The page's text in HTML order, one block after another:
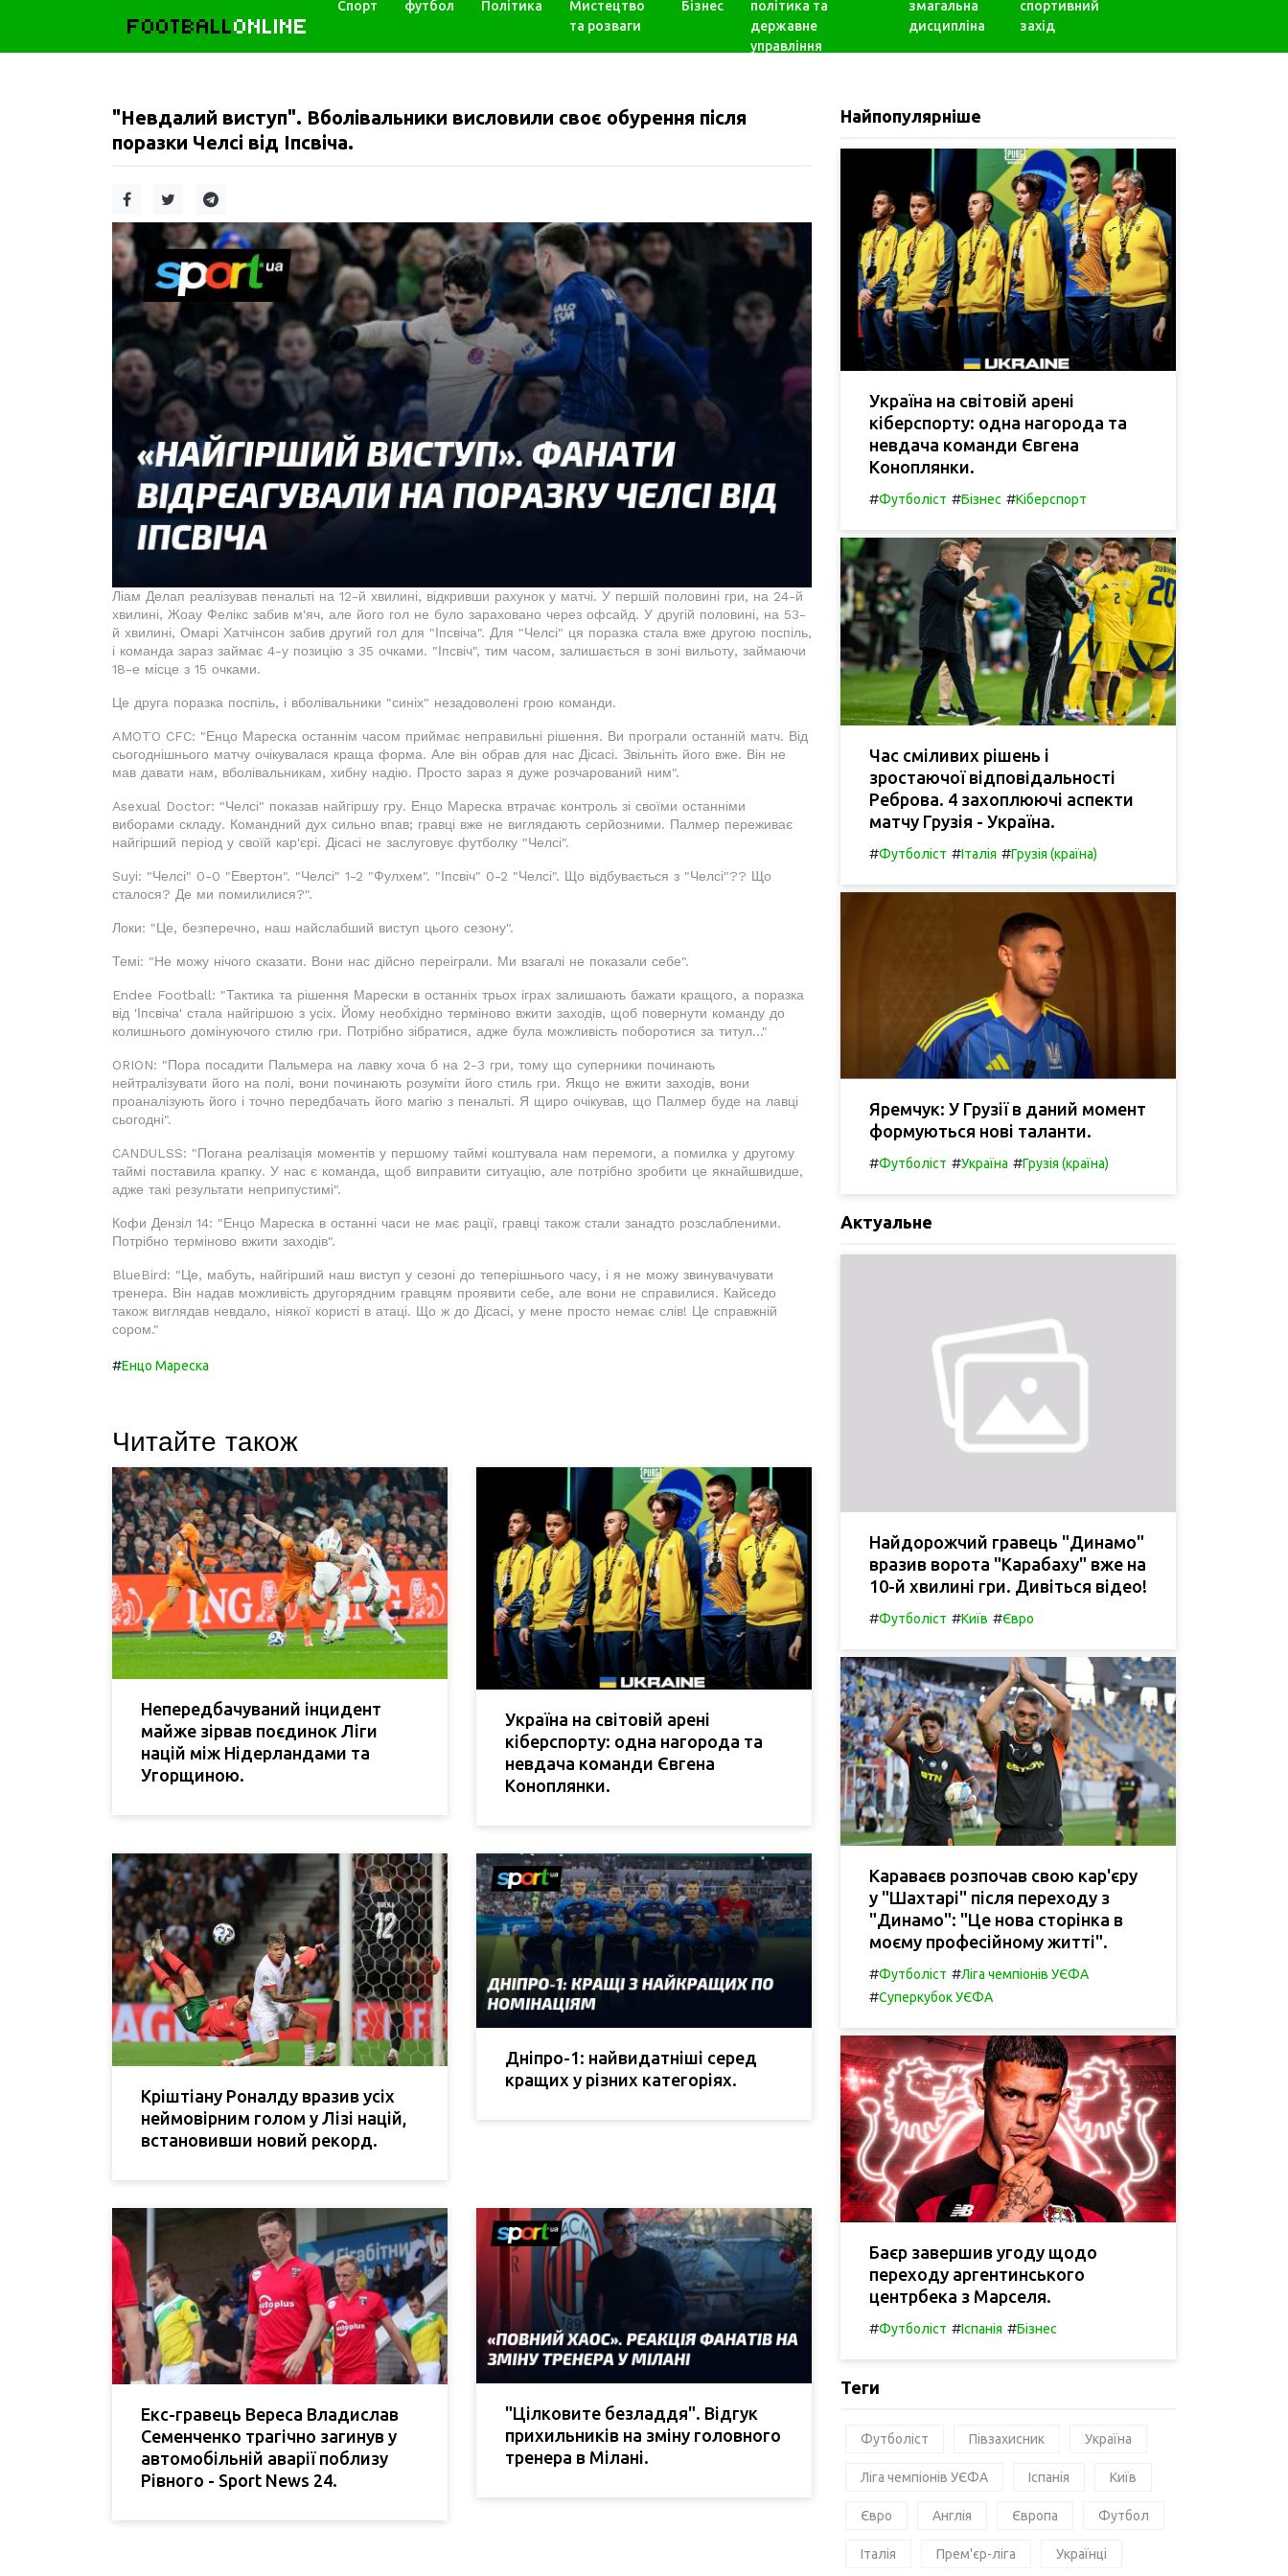
FOOTBALLONLINE
Спорт футбол Політика
Мистецтво
та розваги
Бізнес
політика та
державне
управління
змагальна
дисципліна
спортивний
захід
"Невдалий виступ". Вболівальники висловили своє обурення після
поразки Челсі від Іпсвіча.
Ліам Делап реалізував пенальті на 12-й хвилині, відкривши рахунок у матчі. У першій половині гри, на 24-й
хвилині, Жоау Фелікс забив м'яч, але його гол не було зараховано через офсайд. У другій половині, на 53-
й хвилині, Омарі Хатчінсон забив другий гол для "Іпсвіча". Для "Челсі" ця поразка стала вже другою поспіль,
і команда зараз займає 4-у позицію з 35 очками. "Іпсвіч", тим часом, залишається в зоні вильоту, займаючи
18-е місце з 15 очками.
Це друга поразка поспіль, і вболівальники "синіх" незадоволені грою команди.
AMOTO CFC: "Енцо Мареска останнім часом приймає неправильні рішення. Ви програли останній матч. Від
сьогоднішнього матчу очікувалася краща форма. Але він обрав для нас Дісасі. Звільніть його вже. Він не
мав давати нам, вболівальникам, хибну надію. Просто зараз я дуже розчарований ним".
Asexual Doctor: "Челсі" показав найгіршу гру. Енцо Мареска втрачає контроль зі своїми останніми
виборами складу. Командний дух сильно впав; гравці вже не виглядають серйозними. Палмер переживає
найгірший період у своїй кар'єрі. Дісасі не заслуговує футболку "Челсі".
Suyi: "Челсі" 0-0 "Евертон". "Челсі" 1-2 "Фулхем". "Іпсвіч" 0-2 "Челсі". Що відбувається з "Челсі"?? Що
сталося? Де ми помилилися?".
Локи: "Це, безперечно, наш найслабший виступ цього сезону".
Темі: "Не можу нічого сказати. Вони нас дійсно переіграли. Ми взагалі не показали себе".
Endee Football: "Тактика та рішення Марески в останніх трьох іграх залишають бажати кращого, а поразка
від 'Іпсвіча' стала найгіршою з усіх. Йому необхідно терміново вжити заходів, щоб повернути команду до
колишнього домінуючого стилю гри. Потрібно зібратися, адже була можливість поборотися за титул..."
ORION: "Пора посадити Пальмера на лавку хоча б на 2-3 гри, тому що суперники починають
нейтралізувати його на полі, вони починають розуміти його стиль гри. Якщо не вжити заходів, вони
проаналізують його і точно передбачать його магію з пенальті. Я щиро очікував, що Палмер буде на лавці
сьогодні".
CANDULSS: "Погана реалізація моментів у першому таймі коштувала нам перемоги, а помилка у другому
таймі поставила крапку. У нас є команда, щоб виправити ситуацію, але потрібно зробити це якнайшвидше,
адже такі результати неприпустимі".
Кофи Дензіл 14: "Енцо Мареска в останні часи не має рації, гравці також стали занадто розслабленими.
Потрібно терміново вжити заходів".
BlueBird: "Це, мабуть, найгірший наш виступ у сезоні до теперішнього часу, і я не можу звинувачувати
тренера. Він надав можливість другорядним гравцям проявити себе, але вони не справилися. Кайседо
також виглядав невдало, ніякої користі в атаці. Що ж до Дісасі, у мене просто немає слів! Це справжній
сором."
#Енцо Мареска
Читайте також
Непередбачуваний інцидент
майже зірвав поєдинок Ліги
націй між Нідерландами та
Угорщиною.
Україна на світовій арені
кіберспорту: одна нагорода та
невдача команди Євгена
Коноплянки.
Кріштіану Роналду вразив усіх
неймовірним голом у Лізі націй,
встановивши новий рекорд.
Дніпро-1: найвидатніші серед
кращих у різних категоріях.
Екс-гравець Вереса Владислав
Семенченко трагічно загинув у
автомобільній аварії поблизу
Рівного - Sport News 24.
"Цілковите безладдя". Відгук
прихильників на зміну головного
тренера в Мілані.
Найпопулярніше
Україна на світовій арені
кіберспорту: одна нагорода та
невдача команди Євгена
Коноплянки.
#Футболіст #Бізнес #Кіберспорт
Час сміливих рішень і
зростаючої відповідальності
Реброва. 4 захоплюючі аспекти
матчу Грузія - Україна.
#Футболіст #Італія #Грузія (країна)
Яремчук: У Грузії в даний момент
формуються нові таланти.
#Футболіст #Україна #Грузія (країна)
Актуальне
Найдорожчий гравець "Динамо"
вразив ворота "Карабаху" вже на
10-й хвилині гри. Дивіться відео!
#Футболіст #Київ #Євро
Караваєв розпочав свою кар'єру
у "Шахтарі" після переходу з
"Динамо": "Це нова сторінка в
моєму професійному житті".
#Футболіст #Ліга чемпіонів УЄФА
#Суперкубок УЄФА
Баєр завершив угоду щодо
переходу аргентинського
центрбека з Марселя.
#Футболіст #Іспанія #Бізнес
Теги
Футболіст Півзахисник Україна
Ліга чемпіонів УЄФА Іспанія Київ
Євро Англія Європа Футбол
Італія Прем'єр-ліга Українці